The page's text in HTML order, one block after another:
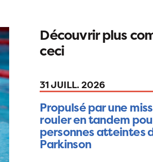
Découvrir plus
ceci
31 JUILL. 2026
Propulsé par une
rouler en tandem
personnes atteintes
Parkinson